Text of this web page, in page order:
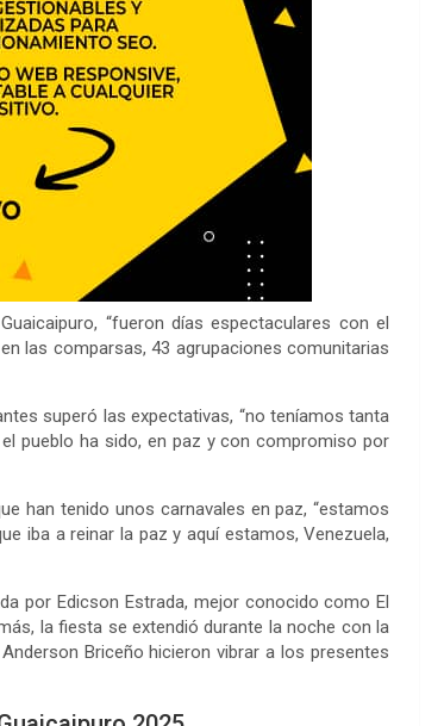
“fueron días espectaculares con el
las comparsas, 43 agrupaciones comunitarias
superó las expectativas, “no teníamos tanta
pueblo ha sido, en paz y con compromiso por
han tenido unos carnavales en paz, “estamos
iba a reinar la paz y aquí estamos, Venezuela,
por Edicson Estrada, mejor conocido como El
la fiesta se extendió durante la noche con la
Briceño hicieron vibrar a los presentes